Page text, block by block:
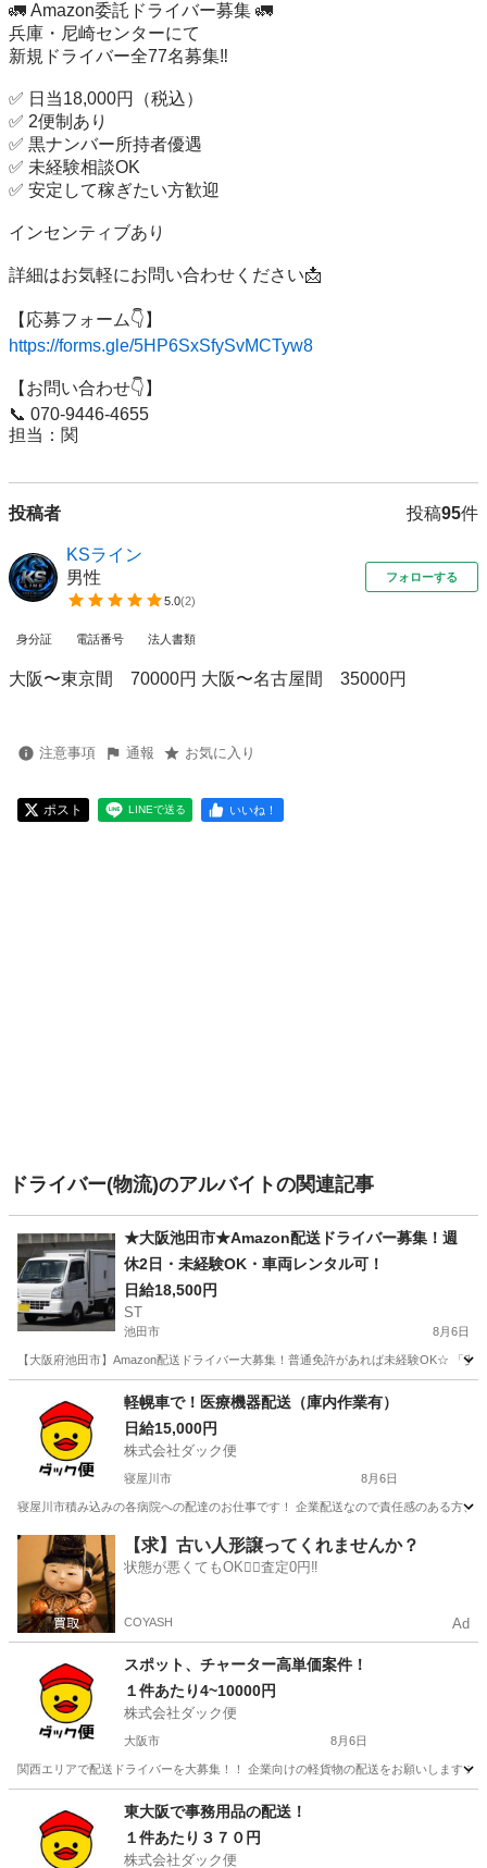
🚛 Amazon委託ドライバー募集 🚛
兵庫・尼崎センターにて
新規ドライバー全77名募集‼️
✅ 日当18,000円（税込）
✅ 2便制あり
✅ 黒ナンバー所持者優遇
✅ 未経験相談OK
✅ 安定して稼ぎたい方歓迎
インセンティブあり
詳細はお気軽にお問い合わせください📩
https://forms.gle/5HP6SxSfySvMCTyw8
【お問い合わせ👇】
📞 070-9446-4655
担当：関
投稿者 投稿95件
KSライン
男性
5.0(2)
フォローする
身分証 電話番号 法人書類
大阪〜東京間 70000円 大阪〜名古屋間 35000円
注意事項 通報 お気に入り
ポスト LINEで送る いいね！
ドライバー(物流)のアルバイトの関連記事
★大阪池田市★Amazon配送ドライバー募集！週
休2日・未経験OK・車両レンタル可！
日給18,500円
ST
池田市 8月6日
【大阪府池田市】Amazon配送ドライバー大募集！普通免許があれば未経験OK☆ 「
ドライバー Amazon
軽幌車で！医療機器配送（庫内作業有）
日給15,000円
株式会社ダック便
寝屋川市 8月6日
寝屋川市積み込みの各病院への配達のお仕事です！ 企業配送なので責任感のある方
大阪 寝屋川市 配送 積み込み
【求】古い人形譲ってくれませんか？
状態が悪くてもOK🙆‍♀️査定0円‼️
COYASH Ad
スポット、チャーター高単価案件！
１件あたり4~10000円
株式会社ダック便
大阪市 8月6日
関西エリアで配送ドライバーを大募集！！ 企業向けの軽貨物の配送をお願いします
配送 スポット
東大阪で事務用品の配送！
１件あたり３７０円
株式会社ダック便